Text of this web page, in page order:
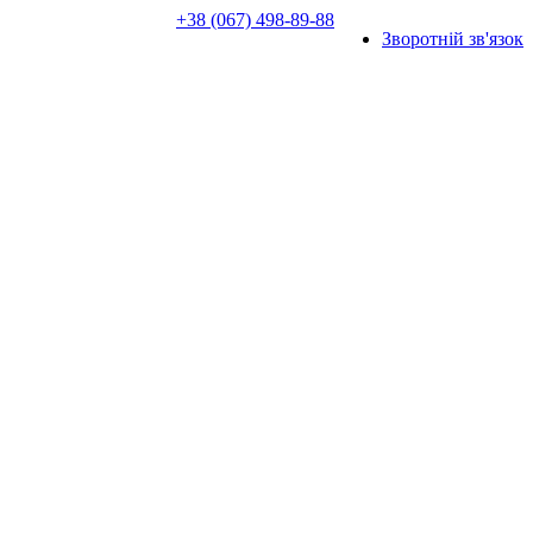
+38 (067) 498-89-88
Зворотній зв'язок